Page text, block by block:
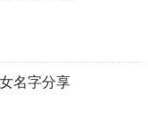
名字分享